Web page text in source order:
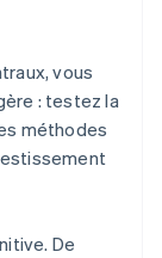
vous
: testez la
méthodes
De